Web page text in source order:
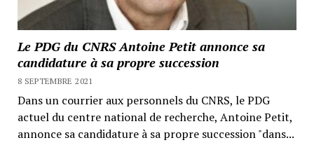
Le PDG du CNRS Antoine Petit annonce sa
candidature à sa propre succession
8 SEPTEMBRE 2021
Dans un courrier aux personnels du CNRS, le PDG
actuel du centre national de recherche, Antoine Petit,
annonce sa candidature à sa propre succession "dans...